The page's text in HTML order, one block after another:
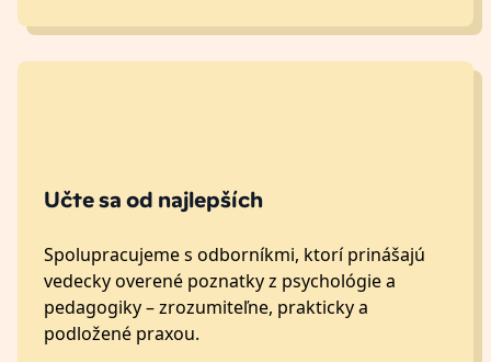
Učte sa od najlepších
Spolupracujeme s odborníkmi, ktorí prinášajú
vedecky overené poznatky z psychológie a
pedagogiky – zrozumiteľne, prakticky a
podložené praxou.